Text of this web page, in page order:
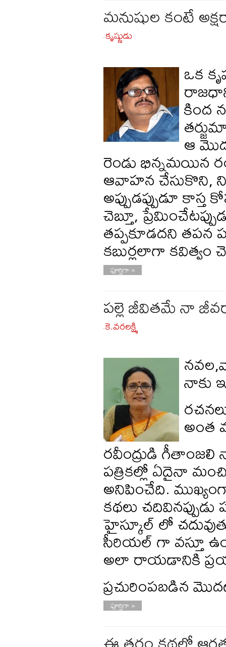
మనుషుల కంటే
- కృష్ణుడు
ఒక
కింద
ఆ
రెండు భిన్నమయిన
ఆవాహన చేసుకొని,
అప్పుడప్పుడూ
చెబ్తూ,
తప్పకూడదని తపన
కబుర్లలాగా కవిత్వం
పూర్తిగా »
పల్లె జీవితమే నా
-కె.వరలక్ష్మి
నాకు
అంత
రవీంద్రుడి
పత్రికల్లో ఏదైనా
అనిపించేది.
కథలు
హైస్కూల్ లో
సీరియల్ గా వస్తూ
అలా రాయడానికి
ప్రచురింపబడిన
పూర్తిగా »